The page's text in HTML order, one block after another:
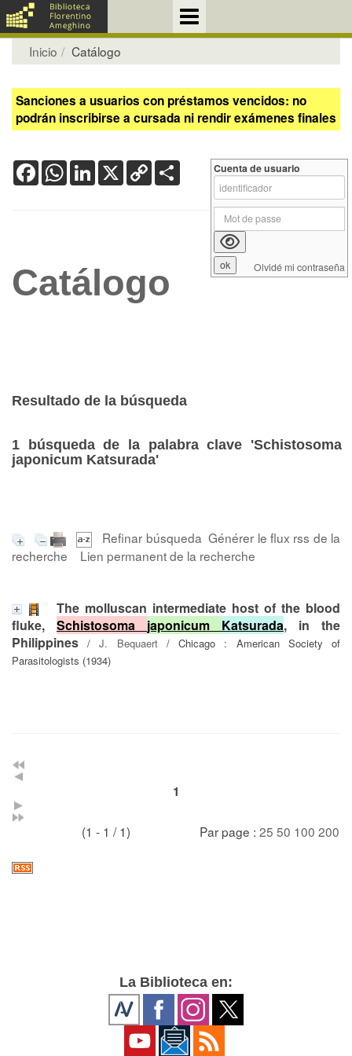
Inicio Catálogo
Sanciones a usuarios con préstamos vencidos: no
podrán inscribirse a cursada ni rendir exámenes finales
FacebookWhatsApp
LinkedIn
X Copy
Link
Catálogo
Resultado de la búsqueda
1 búsqueda de la palabra clave 'Schistosoma
japonicum Katsurada'
Refinar búsqueda Générer le flux rss de la
recherche
Lien permanent de la recherche
The molluscan intermediate host of the blood
fluke, Schistosoma japonicum Katsurada, in the
Philippines /J. Bequaert/ Chicago : American Society of
Parasitologists (1934)
1
(1 - 1 / 1) Par page : 25 50 100 200
Cuenta de usuario
Olvidé mi contraseña
La Biblioteca en: